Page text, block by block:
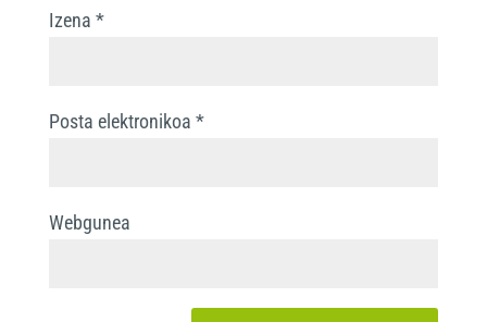
Izena *
Posta elektronikoa *
Webgunea